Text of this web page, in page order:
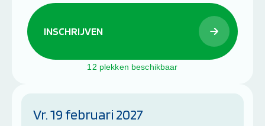
INSCHRIJVEN
12 plekken beschikbaar
Vr. 19 februari 2027